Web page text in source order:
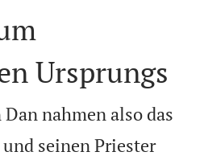
Ursprungs
nahmen also das
seinen Priester